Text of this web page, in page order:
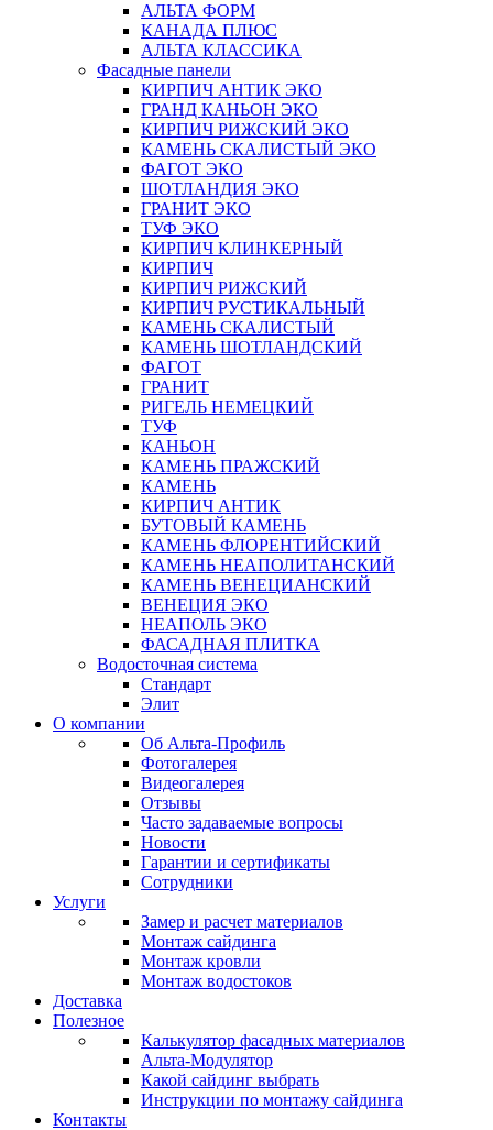
АЛЬТА ФОРМ
КАНАДА ПЛЮС
АЛЬТА КЛАССИКА
Фасадные панели
КИРПИЧ АНТИК ЭКО
ГРАНД КАНЬОН ЭКО
КИРПИЧ РИЖСКИЙ ЭКО
КАМЕНЬ СКАЛИСТЫЙ ЭКО
ФАГОТ ЭКО
ШОТЛАНДИЯ ЭКО
ГРАНИТ ЭКО
ТУФ ЭКО
КИРПИЧ КЛИНКЕРНЫЙ
КИРПИЧ
КИРПИЧ РИЖСКИЙ
КИРПИЧ РУСТИКАЛЬНЫЙ
КАМЕНЬ СКАЛИСТЫЙ
КАМЕНЬ ШОТЛАНДСКИЙ
ФАГОТ
ГРАНИТ
РИГЕЛЬ НЕМЕЦКИЙ
ТУФ
КАНЬОН
КАМЕНЬ ПРАЖСКИЙ
КАМЕНЬ
КИРПИЧ АНТИК
БУТОВЫЙ КАМЕНЬ
КАМЕНЬ ФЛОРЕНТИЙСКИЙ
КАМЕНЬ НЕАПОЛИТАНСКИЙ
КАМЕНЬ ВЕНЕЦИАНСКИЙ
ВЕНЕЦИЯ ЭКО
НЕАПОЛЬ ЭКО
ФАСАДНАЯ ПЛИТКА
Водосточная система
Стандарт
Элит
О компании
Об Альта-Профиль
Фотогалерея
Видеогалерея
Отзывы
Часто задаваемые вопросы
Новости
Гарантии и сертификаты
Сотрудники
Услуги
Замер и расчет материалов
Монтаж сайдинга
Монтаж кровли
Монтаж водостоков
Доставка
Полезное
Калькулятор фасадных материалов
Альта-Модулятор
Какой сайдинг выбрать
Инструкции по монтажу сайдинга
Контакты